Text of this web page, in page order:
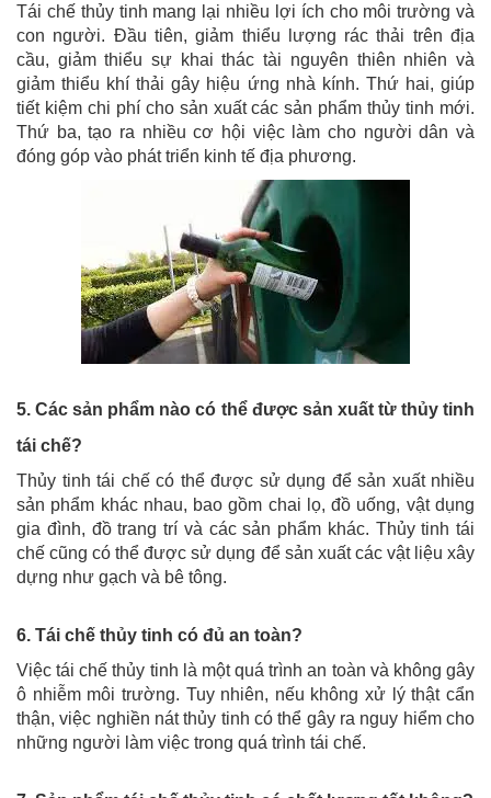
Tái chế thủy tinh mang lại nhiều lợi ích cho môi trường và
con người. Đầu tiên, giảm thiểu lượng rác thải trên địa
cầu, giảm thiểu sự khai thác tài nguyên thiên nhiên và
giảm thiểu khí thải gây hiệu ứng nhà kính. Thứ hai, giúp
tiết kiệm chi phí cho sản xuất các sản phẩm thủy tinh mới.
Thứ ba, tạo ra nhiều cơ hội việc làm cho người dân và
đóng góp vào phát triển kinh tế địa phương.
5. Các sản phẩm nào có thể được sản xuất từ thủy tinh
tái chế?
Thủy tinh tái chế có thể được sử dụng để sản xuất nhiều
sản phẩm khác nhau, bao gồm chai lọ, đồ uống, vật dụng
gia đình, đồ trang trí và các sản phẩm khác. Thủy tinh tái
chế cũng có thể được sử dụng để sản xuất các vật liệu xây
dựng như gạch và bê tông.
6. Tái chế thủy tinh có đủ an toàn?
Việc tái chế thủy tinh là một quá trình an toàn và không gây
ô nhiễm môi trường. Tuy nhiên, nếu không xử lý thật cẩn
thận, việc nghiền nát thủy tinh có thể gây ra nguy hiểm cho
những người làm việc trong quá trình tái chế.